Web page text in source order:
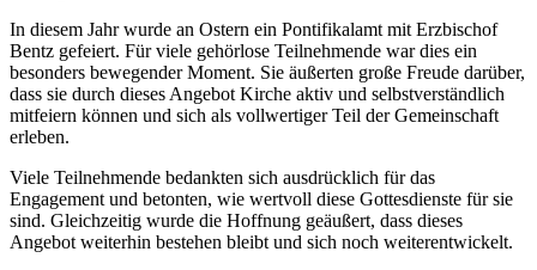
In diesem Jahr wurde an Ostern ein Pontifikalamt mit Erzbischof
Bentz gefeiert. Für viele gehörlose Teilnehmende war dies ein
besonders bewegender Moment. Sie äußerten große Freude darüber,
dass sie durch dieses Angebot Kirche aktiv und selbstverständlich
mitfeiern können und sich als vollwertiger Teil der Gemeinschaft
erleben.
Viele Teilnehmende bedankten sich ausdrücklich für das
Engagement und betonten, wie wertvoll diese Gottesdienste für sie
sind. Gleichzeitig wurde die Hoffnung geäußert, dass dieses
Angebot weiterhin bestehen bleibt und sich noch weiterentwickelt.